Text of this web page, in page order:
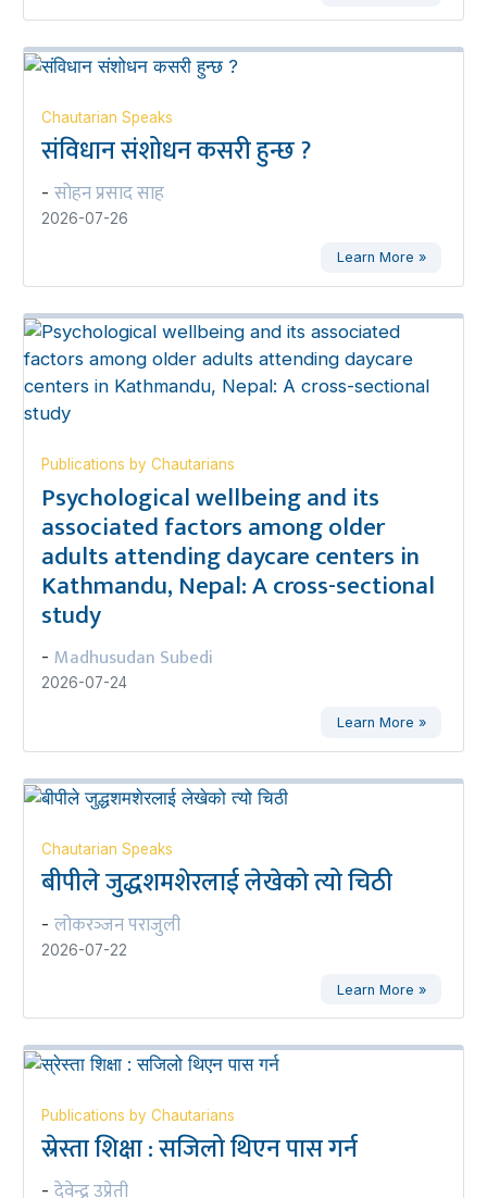
Chautarian Speaks
संविधान संशोधन कसरी हुन्छ ?
- सोहन प्रसाद साह
2026-07-26
Learn More »
Publications by Chautarians
Psychological wellbeing and its
associated factors among older
adults attending daycare centers in
Kathmandu, Nepal: A cross-sectional
study
- Madhusudan Subedi
2026-07-24
Learn More »
Chautarian Speaks
बीपीले जुद्धशमशेरलाई लेखेको त्यो चिठी
- लोकरञ्‍जन पराजुली
2026-07-22
Learn More »
Publications by Chautarians
स्रेस्ता शिक्षा : सजिलो थिएन पास गर्न
- देवेन्द्र उप्रेती